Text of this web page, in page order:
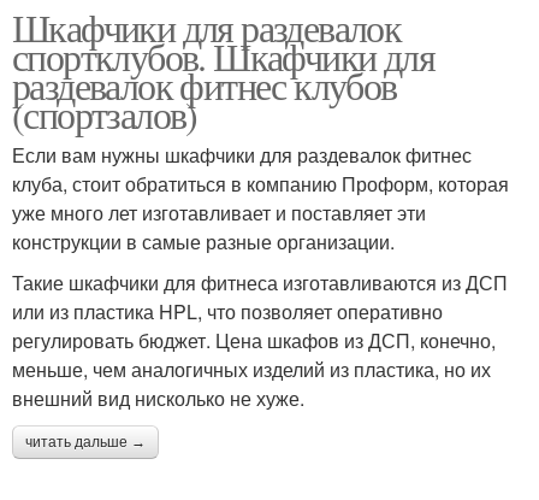
Шкафчики для раздевалок
спортклубов. Шкафчики для
раздевалок фитнес клубов
(спортзалов)
Если вам нужны шкафчики для раздевалок фитнес
клуба, стоит обратиться в компанию Проформ, которая
уже много лет изготавливает и поставляет эти
конструкции в самые разные организации.
Такие шкафчики для фитнеса изготавливаются из ДСП
или из пластика HPL, что позволяет оперативно
регулировать бюджет. Цена шкафов из ДСП, конечно,
меньше, чем аналогичных изделий из пластика, но их
внешний вид нисколько не хуже.
читать дальше →